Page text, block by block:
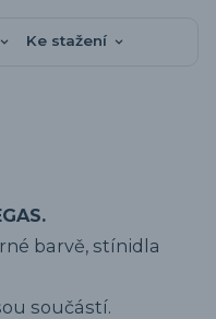
Ke stažení
barvě, stínidla
součástí.